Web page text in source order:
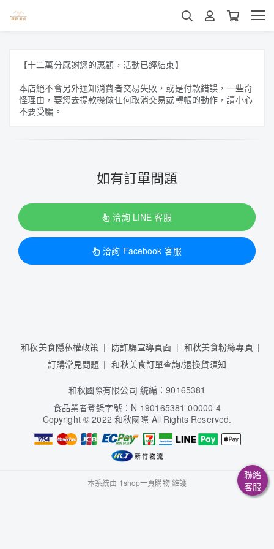
【十二萬分感謝您的惠顧，活動已經結束】
本店絕不會另外通知消費者交易失敗，或是付款錯誤，一些奇
怪理由，要您去提款機做任何取消交易或轉帳的動作，請小心
不要受騙。
如有訂單問題
洽詢 LINE 客服
洽詢 Facebook 客服
和秋美食隱私權政策 防詐騙宣導頁面
和秋美食粉絲專頁
訂購常見問題
和秋美食訂單查詢/退換貨須知
和秋國際有限公司 統編：90165381
食品業者登錄字號：N-190165381-00000-4
Copyright © 2022 和秋國際 All Rights Reserved.
本系統由 1shop一頁購物維護
聯絡
客服